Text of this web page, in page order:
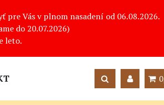
pre Vás v plnom nasadení od 06.08.2026.
do 20.07.2026)
leto.